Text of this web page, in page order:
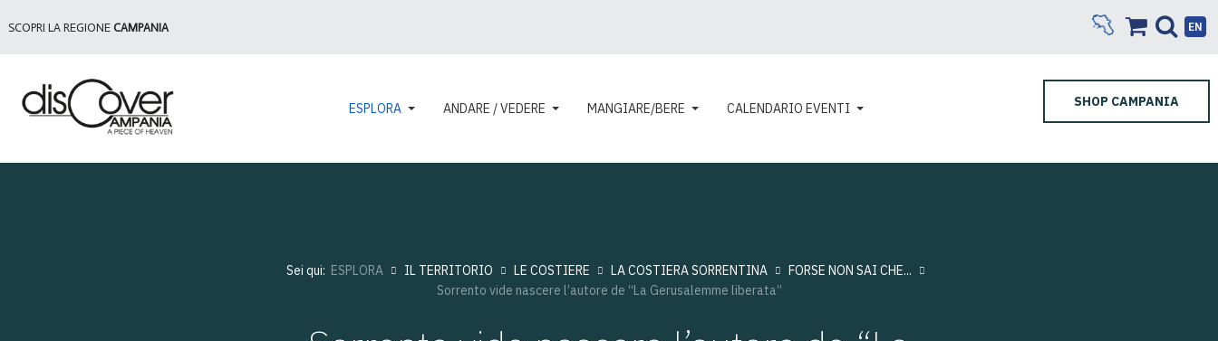
SCOPRI LA REGIONE CAMPANIA EN
ESPLORA ANDARE / VEDERE MANGIARE/BERE CALENDARIO EVENTI SHOP CAMPANIA
Sei qui: ESPLORA IL TERRITORIO LE COSTIERE LA COSTIERA SORRENTINA
FORSE NON SAI CHE...
Sorrento vide nascere l’autore de “La Gerusalemme liberata”